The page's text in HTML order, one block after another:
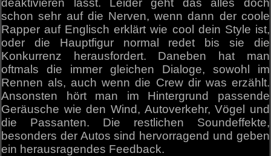
schon sehr auf die Nerven, wenn dann der coole
Rapper auf Englisch erklärt wie cool dein Style ist,
oder die Hauptfigur normal redet bis sie die
Konkurrenz herausfordert. Daneben hat man
oftmals die immer gleichen Dialoge, sowohl im
Rennen als, auch wenn die Crew dir was erzählt.
Ansonsten hört man im Hintergrund passende
Geräusche wie den Wind, Autoverkehr, Vögel und
die Passanten. Die restlichen Soundeffekte,
besonders der Autos sind hervorragend und geben
ein herausragendes Feedback.